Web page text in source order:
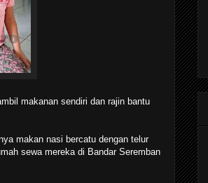
makanan sendiri dan rajin bantu
makan nasi bercatu dengan telur
sewa mereka di Bandar Seremban